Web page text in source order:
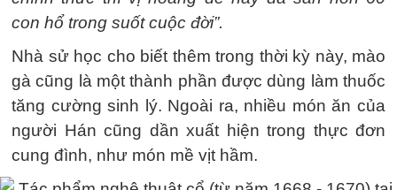
con hổ trong suốt cuộc đời”.
Nhà sử học cho biết thêm trong thời kỳ này, mào
gà cũng là một thành phần được dùng làm thuốc
tăng cường sinh lý. Ngoài ra, nhiều món ăn của
người Hán cũng dần xuất hiện trong thực đơn
cung đình, như món mề vịt hầm.